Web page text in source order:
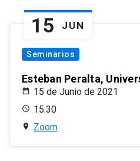
15 JUN
Seminarios
Esteban Peralta,
15 de Junio de 2021
15:30
Zoom